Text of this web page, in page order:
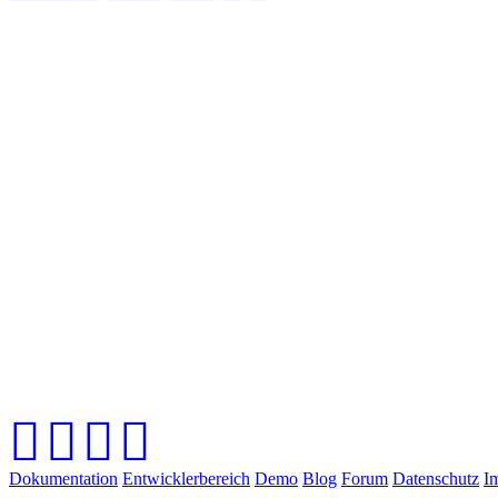
Dokumentation Entwicklerbereich Demo Blog Forum Datenschutz